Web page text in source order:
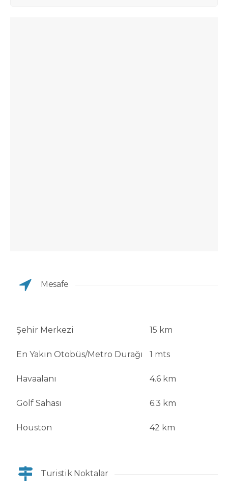
Mesafe
Şehir Merkezi 15 km
En Yakın Otobüs/Metro Durağı 1 mts
Havaalanı 4.6 km
Golf Sahası 6.3 km
Houston 42 km
Turistik Noktalar